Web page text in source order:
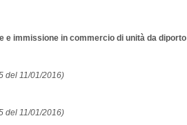
e immissione in commercio di unità da diporto
del 11/01/2016)
del 11/01/2016)